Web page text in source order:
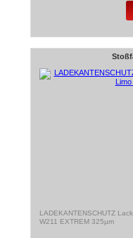
LADEKANTENSCHUTZ
W211 EXTREM 325µm